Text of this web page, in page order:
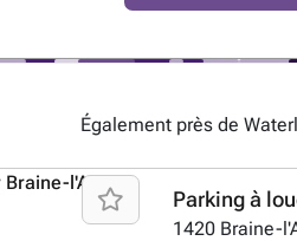
Également près de
Parking à
1420 Braine-